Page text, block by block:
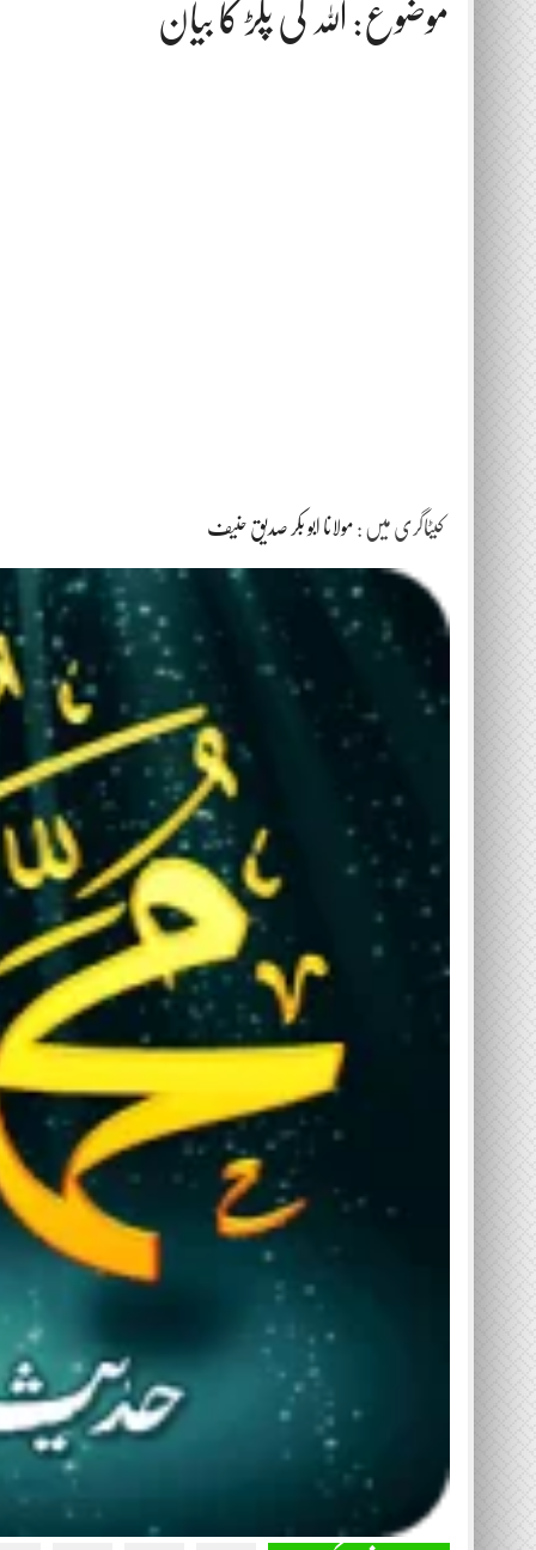
موضوع: اللہ کی پکڑ کا بیان
کیٹاگری میں : مولانا ابو بکر صدیق حنیف